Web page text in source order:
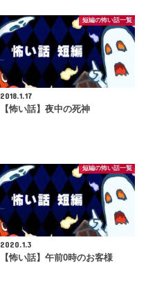
短編の怖い話一覧
2018.1.17
【怖い話】夜中の死神
短編の怖い話一覧
2020.1.3
【怖い話】午前0時のお客様